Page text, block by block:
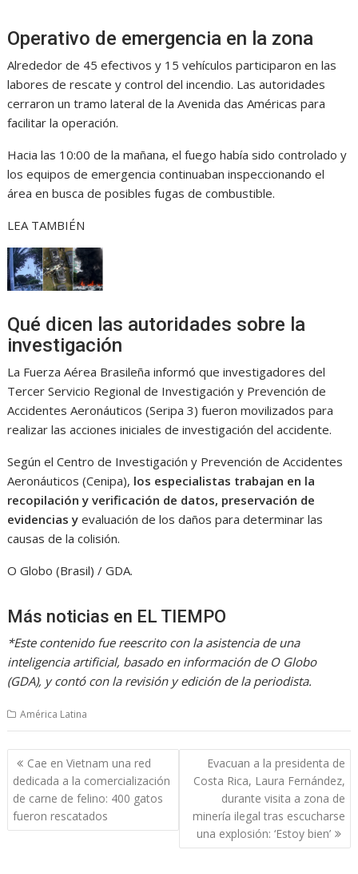
Operativo de emergencia en la zona
Alrededor de 45 efectivos y 15 vehículos participaron en las
labores de rescate y control del incendio. Las autoridades
cerraron un tramo lateral de la Avenida das Américas para
facilitar la operación.
Hacia las 10:00 de la mañana, el fuego había sido controlado y
los equipos de emergencia continuaban inspeccionando el
área en busca de posibles fugas de combustible.
LEA TAMBIÉN
Qué dicen las autoridades sobre la
investigación
La Fuerza Aérea Brasileña informó que investigadores del
Tercer Servicio Regional de Investigación y Prevención de
Accidentes Aeronáuticos (Seripa 3) fueron movilizados para
realizar las acciones iniciales de investigación del accidente.
Según el Centro de Investigación y Prevención de Accidentes
Aeronáuticos (Cenipa), los especialistas trabajan en la
recopilación y verificación de datos, preservación de
evidencias y evaluación de los daños para determinar las
causas de la colisión.
O Globo (Brasil) / GDA.
Más noticias en EL TIEMPO
*Este contenido fue reescrito con la asistencia de una
inteligencia artificial, basado en información de O Globo
(GDA), y contó con la revisión y edición de la periodista.
América Latina
Navegación
de
entradas
Cae en Vietnam una red
dedicada a la comercialización
de carne de felino: 400 gatos
fueron rescatados
Evacuan a la presidenta de
Costa Rica, Laura Fernández,
durante visita a zona de
minería ilegal tras escucharse
una explosión: ‘Estoy bien’